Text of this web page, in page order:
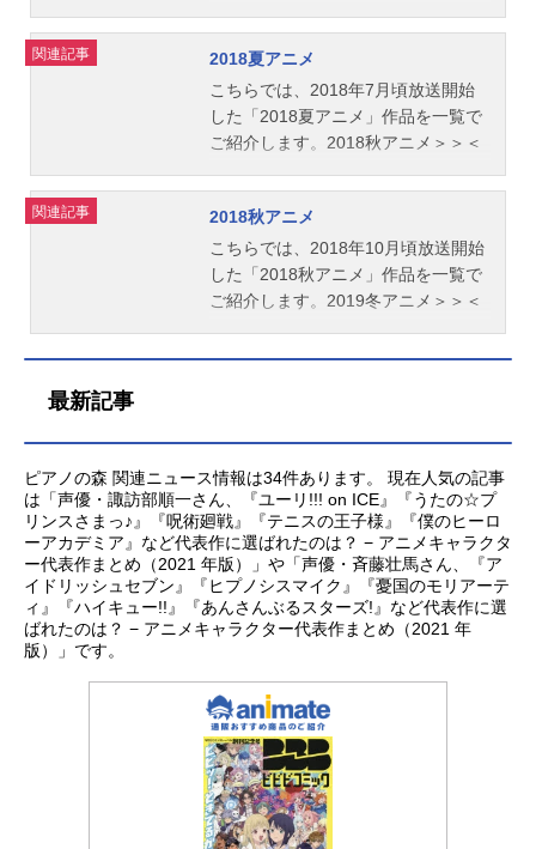
関連記事
2018夏アニメ
こちらでは、2018年7月頃放送開始
した「2018夏アニメ」作品を一覧で
ご紹介します。2018秋アニメ＞＞＜
関連記事
2018秋アニメ
こちらでは、2018年10月頃放送開始
した「2018秋アニメ」作品を一覧で
ご紹介します。2019冬アニメ＞＞＜
最新記事
ピアノの森 関連ニュース情報は34件あります。 現在人気の記事
は「声優・諏訪部順一さん、『ユーリ!!! on ICE』『うたの☆プ
リンスさまっ♪』『呪術廻戦』『テニスの王子様』『僕のヒーロ
ーアカデミア』など代表作に選ばれたのは？ − アニメキャラクタ
ー代表作まとめ（2021 年版）」や「声優・斉藤壮馬さん、『ア
イドリッシュセブン』『ヒプノシスマイク』『憂国のモリアーテ
ィ』『ハイキュー!!』『あんさんぶるスターズ!』など代表作に選
ばれたのは？ − アニメキャラクター代表作まとめ（2021 年
版）」です。